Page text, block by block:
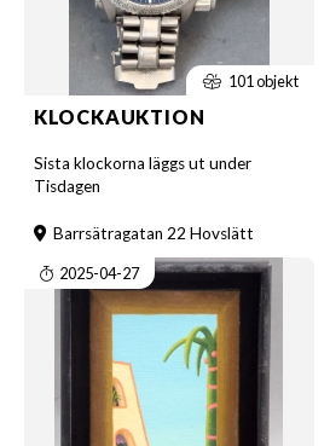
101 objekt
KLOCKAUKTION
Sista klockorna läggs ut under
Tisdagen
Barrsätragatan 22 Hovslätt
2025-04-27